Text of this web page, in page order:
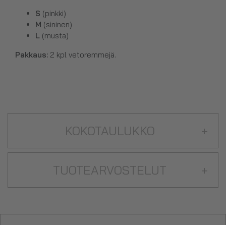
S (pinkki)
M (sininen)
L (musta)
Pakkaus: 2 kpl vetoremmejä.
KOKOTAULUKKO +
TUOTEARVOSTELUT +